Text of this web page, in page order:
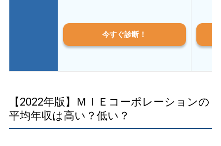
今すぐ診断！
【2022年版】ＭＩＥコーポレーションの
平均年収は高い？低い？